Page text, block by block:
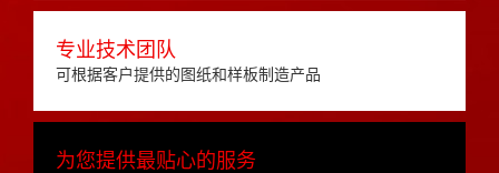
专业技术团队
可根据客户提供的图纸和样板制造产品
为您提供最贴心的服务